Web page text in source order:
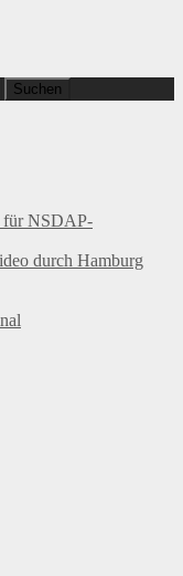
für NSDAP-
durch Hamburg